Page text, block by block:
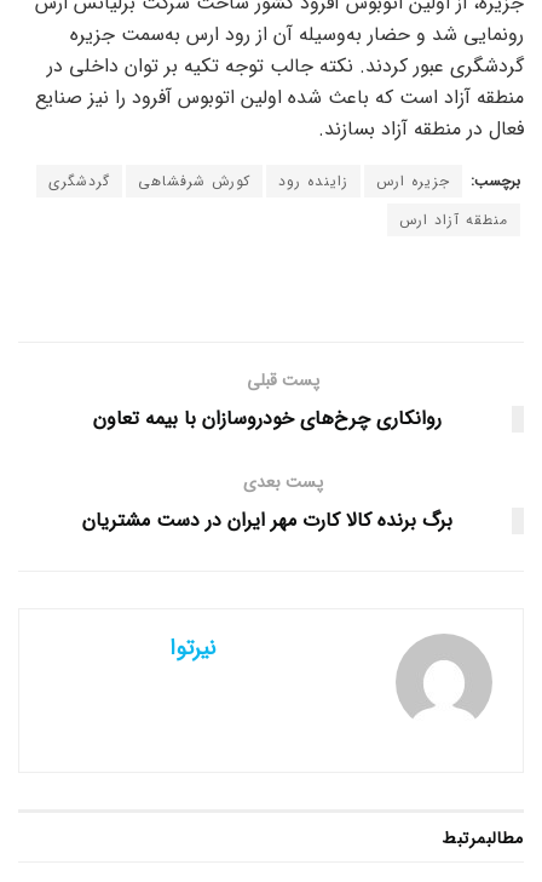
رونمایی شد و حضار به‌وسیله آن از رود ارس به‌سمت جزیره
گردشگری عبور کردند. نکته جالب توجه تکیه بر توان داخلی در
منطقه آزاد است که باعث شده اولین اتوبوس آفرود را نیز صنایع
فعال در منطقه آزاد بسازند.
برچسب: جزیره ارس زاینده رود کورش شرفشاهی
گردشگری
منطقه آزاد ارس
پست قبلی
روانکاری چرخ‌های خودروسازان با بیمه تعاون
پست بعدی
برگ برنده کالا کارت مهر ایران در دست مشتریان
نیرتوا
مطالبمرتبط